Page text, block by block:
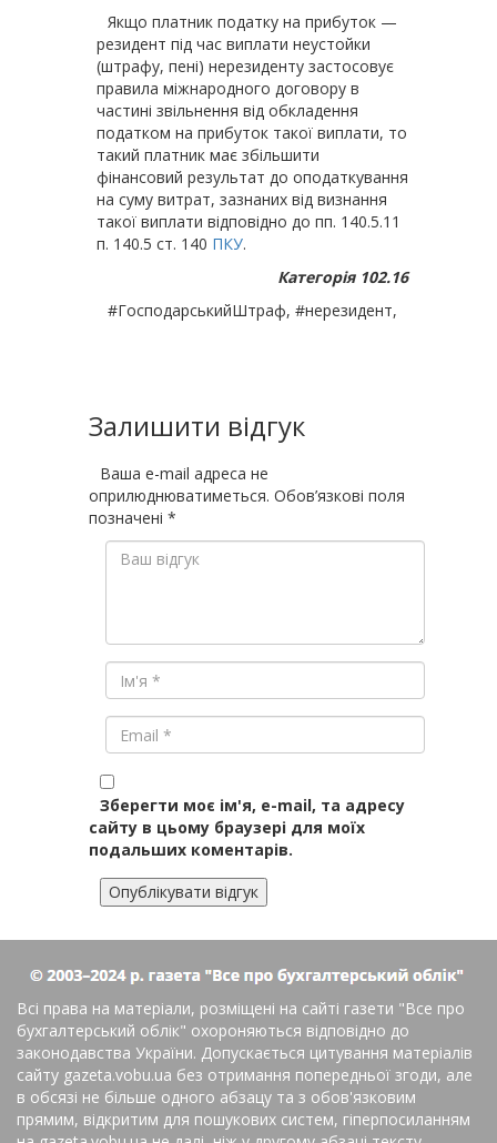
Якщо платник податку на прибуток —
резидент під час виплати неустойки
(штрафу, пені) нерезиденту застосовує
правила міжнародного договору в
частині звільнення від обкладення
податком на прибуток такої виплати, то
такий платник має збільшити
фінансовий результат до оподаткування
на суму витрат, зазнаних від визнання
такої виплати відповідно до пп. 140.5.11
п. 140.5 ст. 140 ПКУ.
Категорія 102.16
#ГосподарськийШтраф, #нерезидент,
Залишити відгук
Ваша e-mail адреса не
оприлюднюватиметься. Обов’язкові поля
позначені *
Зберегти моє ім'я, e-mail, та адресу
сайту в цьому браузері для моїх
подальших коментарів.
Всі права на матеріали, розміщені на сайті газети "Все про
бухгалтерський облік" охороняються відповідно до
законодавства України. Допускається цитування матеріалів
сайту gazeta.vobu.ua без отримання попередньої згоди, але
в обсязі не більше одного абзацу та з обов'язковим
прямим, відкритим для пошукових систем, гіперпосиланням